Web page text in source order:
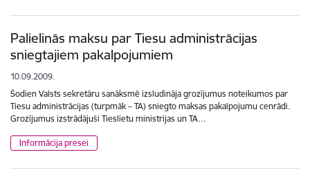
Palielinās maksu par Tiesu administrācijas
sniegtajiem pakalpojumiem
10.09.2009.
Šodien Valsts sekretāru sanāksmē izsludināja grozījumus noteikumos par
Tiesu administrācijas (turpmāk – TA) sniegto maksas pakalpojumu cenrādi.
Grozījumus izstrādājuši Tieslietu ministrijas un TA…
Informācija presei